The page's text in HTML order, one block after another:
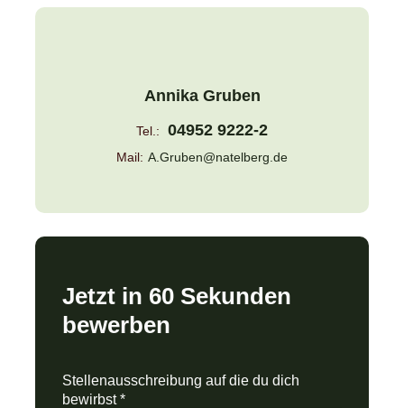
Annika Gruben
Tel.: 04952 9222-2
Mail: A.Gruben@natelberg.de
Jetzt in 60 Sekunden
bewerben
Stellenausschreibung auf die du dich
bewirbst*